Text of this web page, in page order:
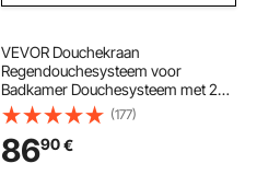
VEVOR Douchekraan
Regendouchesysteem voor
Badkamer Douchesysteem met 254
mm Vierkante Regendouchekop &
Handdouche, Wandgemonteerde
Badkamerkranen met Messing Klep
& Afwerkingsset, Geborsteld Goud
(177)
8690€